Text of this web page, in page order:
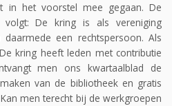
in het voorstel mee gegaan. De
De kring is als vereniging
een rechtspersoon. Als
kring heeft leden met contributie
men ons kwartaalblad de
van de bibliotheek en gratis
men terecht bij de werkgroepen